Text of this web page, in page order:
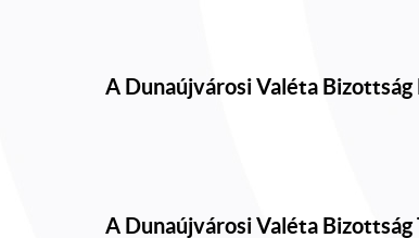
A Dunaújvárosi Valéta
A Dunaújvárosi Valéta Bizottság